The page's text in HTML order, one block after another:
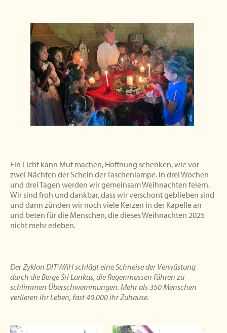
Ein Licht kann Mut machen, Hoffnung schenken, wie vor
zwei Nächten der Schein der Taschenlampe. In drei Wochen
und drei Tagen werden wir gemeinsam Weihnachten feiern.
Wir sind froh und dankbar, dass wir verschont geblieben sind
und dann zünden wir noch viele Kerzen in der Kapelle an
und beten für die Menschen, die dieses Weihnachten 2025
nicht mehr erleben.
Der Zyklon DITWAH schlägt eine Schneise der Verwüstung
durch die Berge Sri Lankas, die Regenmassen führen zu
schlimmen Überschwemmungen. Mehr als 350 Menschen
verlieren ihr Leben, fast 40.000 ihr Zuhause.